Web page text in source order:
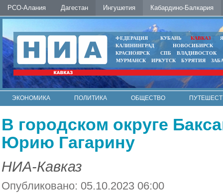
РСО-Алания Дагестан Ингушетия Кабардино-Балкария
ФЕДЕРАЦИЯ КУБАНЬ КАВКАЗ
КАЛИНИНГРАД
НОВОСИБИРСК
КРАСНОЯРСК
СПБ
ВЛАДИВОСТОК
МУРМАНСК
ИРКУТСК БУРЯТИЯ
ЭКОНОМИКА ПОЛИТИКА ОБЩЕСТВО
В городском округе
Юрию Гагарину
НИА-Кавказ
Опубликовано: 05.10.2023 06:00